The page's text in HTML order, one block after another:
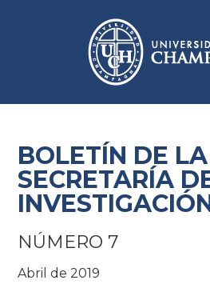
BOLETÍN DE LA
SECRETARÍA
NÚMERO 7
Abril de 2019